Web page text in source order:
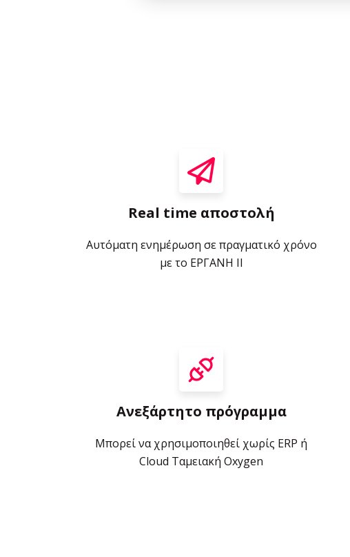
Real time αποστολή
Αυτόματη ενημέρωση σε πραγματικό χρόνο
με το ΕΡΓΑΝΗ II
Ανεξάρτητο πρόγραμμα
Μπορεί να χρησιμοποιηθεί χωρίς ERP ή
Cloud Ταμειακή Oxygen